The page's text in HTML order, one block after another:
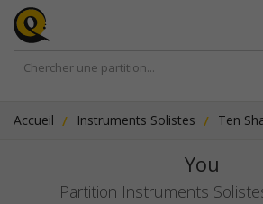
Accueil Instruments Solistes Ten
You
Partition Instruments